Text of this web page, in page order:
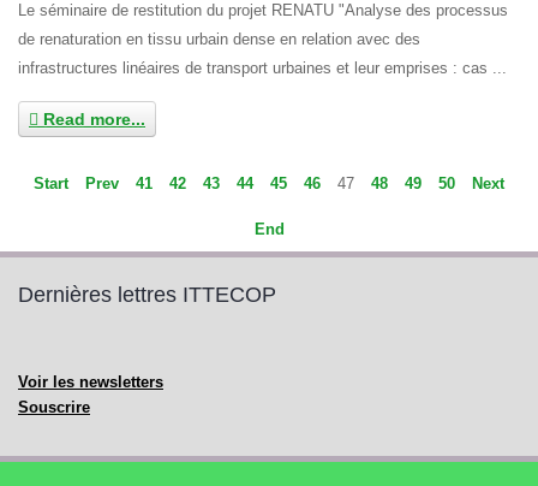
Le séminaire de restitution du projet RENATU "Analyse des processus
de renaturation en tissu urbain dense en relation avec des
infrastructures linéaires de transport urbaines et leur emprises : cas ...
Read more...
Start Prev 41 42 43 44 45 46 47 48 49 50 Next
End
Dernières lettres ITTECOP
Voir les newsletters
Souscrire